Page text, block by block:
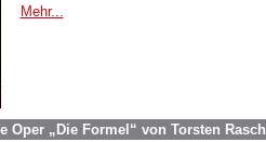
Mehr...
Oper „Die Formel“ von Torsten Rasch